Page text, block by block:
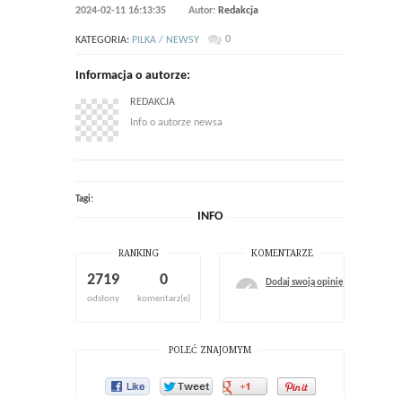
2024-02-11 16:13:35 Autor: Redakcja
KATEGORIA: PILKA / NEWSY 0
Informacja o autorze:
REDAKCJA
Info o autorze newsa
Tagi:
INFO
RANKING
2719
odsłony
0
komentarz(e)
KOMENTARZE
Dodaj swoją opinię
POLEĆ ZNAJOMYM